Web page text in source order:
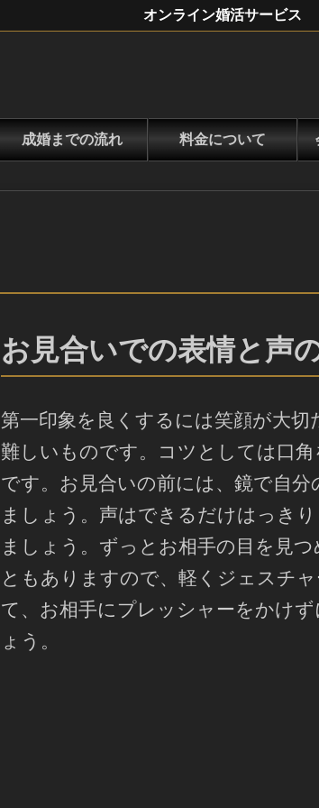
オンライン婚活サービス
成婚までの流れ 料金について
お見合いでの表情と声
第一印象を良くするには笑顔が大
難しいものです。コツとしては口
です。お見合いの前には、鏡で自
ましょう。声はできるだけはっき
ましょう。ずっとお相手の目を見
ともありますので、軽くジェスチ
て、お相手にプレッシャーをかけ
ょう。